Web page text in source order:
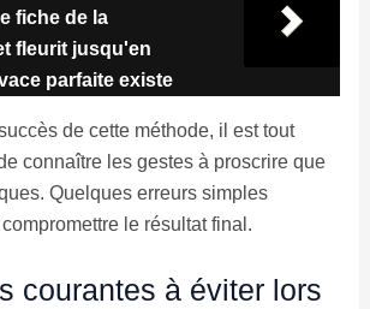
fiche de la
fleurit jusqu'en
parfaite existe
de cette méthode, il est tout
connaître les gestes à proscrire que
Quelques erreurs simples
le résultat final.
courantes à éviter lors